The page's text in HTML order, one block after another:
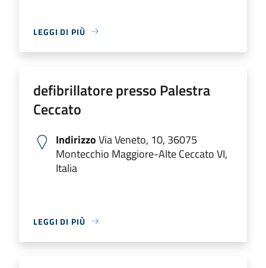
LEGGI DI PIÙ
defibrillatore presso Palestra
Ceccato
IndirizzoVia Veneto, 10, 36075
Montecchio Maggiore-Alte Ceccato VI,
Italia
LEGGI DI PIÙ